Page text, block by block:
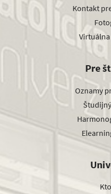
Kontakt
Pre
Oznamy